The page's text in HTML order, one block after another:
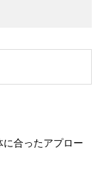
合ったアプロー